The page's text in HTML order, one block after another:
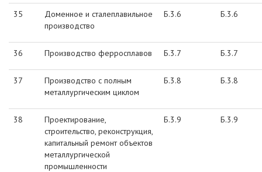
35
Доменное и сталеплавильное
производство
Б.3.6 Б.3.6
36 Производство ферросплавов Б.3.7 Б.3.7
37
Производство с полным
металлургическим циклом
Б.3.8 Б.3.8
38
Проектирование,
строительство, реконструкция,
капитальный ремонт объектов
металлургической
промышленности
Б.3.9 Б.3.9